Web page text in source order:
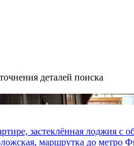
деталей поиска
застеклённая лоджия
маршрутка до метро